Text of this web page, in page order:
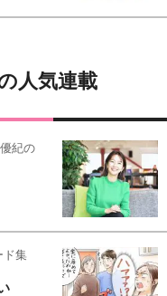
人気連載
紀の
ド集